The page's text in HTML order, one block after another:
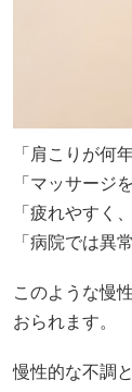
「肩こりが何
「マッサージ
「疲れやすく
「病院では異
このような慢
おられます。
慢性的な不調